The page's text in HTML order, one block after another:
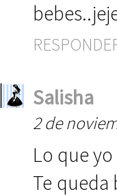
Salisha
2 de
Lo que
Te